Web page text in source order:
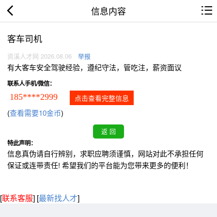
信息内容
客车司机
资溪人才网 2026.08.06 举报
有大客车安全驾驶经验，遵纪守法，管吃注，薪资面议
联系人手机/微信：
185****2999 点击查看完整信息
(查看需要10金币)
特此声明：
信息真伪请自行辨别，求职应聘须谨慎，网站对此不承担任何
保证或连带责任! 希望我们的平台能为您带来更多的便利！
[联系客服] [最新找人才]